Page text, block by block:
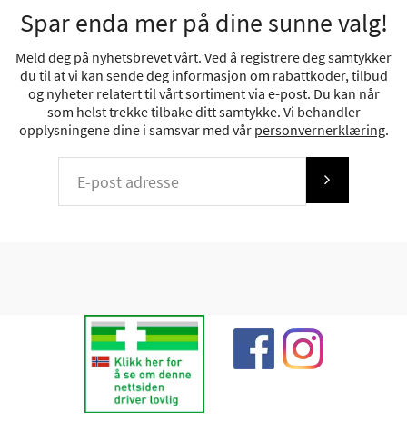
Spar enda mer på dine sunne valg!
Meld deg på nyhetsbrevet vårt. Ved å registrere deg samtykker
du til at vi kan sende deg informasjon om rabattkoder, tilbud
og nyheter relatert til vårt sortiment via e-post. Du kan når
som helst trekke tilbake ditt samtykke. Vi behandler
opplysningene dine i samsvar med vår personvernerklæring.